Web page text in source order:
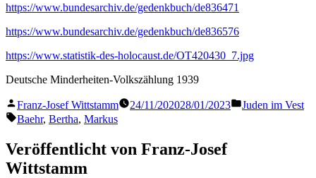
https://www.bundesarchiv.de/gedenkbuch/de836471
https://www.bundesarchiv.de/gedenkbuch/de836576
https://www.statistik-des-holocaust.de/OT420430_7.jpg
Deutsche Minderheiten-Volkszählung 1939
Veröffentlicht
von
Franz-Josef Wittstamm 24/11/202028/01/2023
Veröffentlicht
Juden im Vest
Schlagwörter:
Baehr, Bertha, Markus
Veröffentlicht von Franz-Josef
Wittstamm